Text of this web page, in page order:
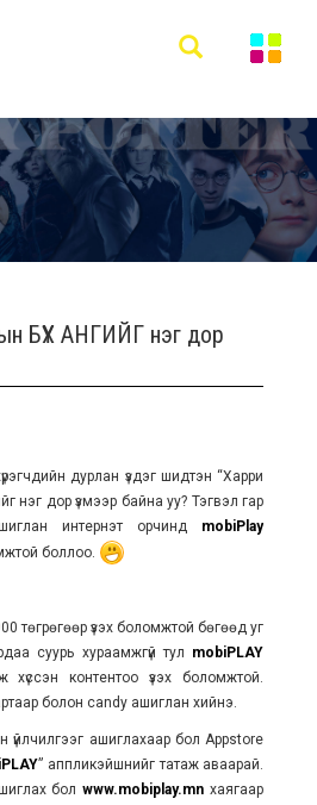
БҮХ АНГИЙГ нэг дор
хүрэгчдийн дурлан үздэг шидтэн “Харри
нэг дор үзмээр байна уу? Тэгвэл гар
интернэт орчинд mobiPlay
боллоо.
төгрөгөөр үзэх боломжтой бөгөөд уг
суурь хураамжгүй тул mobiPLAY
контентоо үзэх боломжтой.
болон сandy ашиглан хийнэ.
үйлчилгээг ашиглахаар бол Appstore
” аппликэйшнийг татаж аваарай.
бол www.mobiplay.mnхаягаар